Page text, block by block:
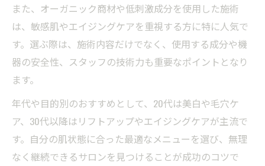
また、オーガニック商材や低刺激成分を使用した施術
は、敏感肌やエイジングケアを重視する方に特に人気で
す。選ぶ際は、施術内容だけでなく、使用する成分や機
器の安全性、スタッフの技術力も重要なポイントとなり
ます。
年代や目的別のおすすめとして、20代は美白や毛穴ケ
ア、30代以降はリフトアップやエイジングケアが主流で
す。自分の肌状態に合った最適なメニューを選び、無理
なく継続できるサロンを見つけることが成功のコツで